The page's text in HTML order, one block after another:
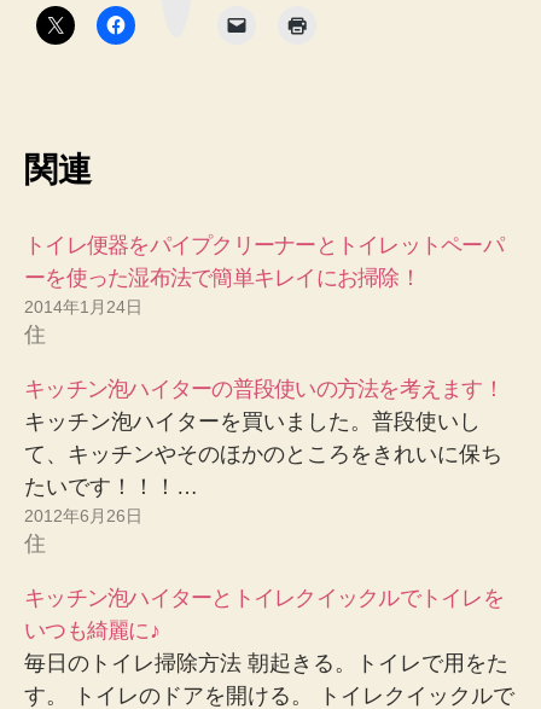
関連
トイレ便器をパイプクリーナーとトイレットペーパ
ーを使った湿布法で簡単キレイにお掃除！
2014年1月24日
住
キッチン泡ハイターの普段使いの方法を考えます！
キッチン泡ハイターを買いました。普段使いし
て、キッチンやそのほかのところをきれいに保ち
たいです！！！…
2012年6月26日
住
キッチン泡ハイターとトイレクイックルでトイレを
いつも綺麗に♪
毎日のトイレ掃除方法 朝起きる。トイレで用をた
す。 トイレのドアを開ける。 トイレクイックルで